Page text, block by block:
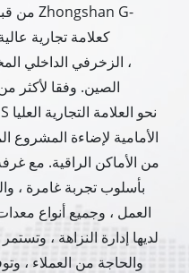
الزخرفي الداخلي
الأمامية لإضاءة المشروع
من الأماكن الراقية. مع
بأسلوب تجربة غامرة ،
العمل ، وجميع أنواع معدات
والحاجة من العملاء ،